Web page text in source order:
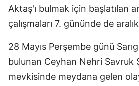
Aktaş'ı bulmak için başlatılan
çalışmaları 7. gününde de
28 Mayıs Perşembe günü
bulunan Ceyhan Nehri Savruk
mevkisinde meydana gelen